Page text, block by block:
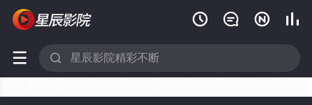
   
 